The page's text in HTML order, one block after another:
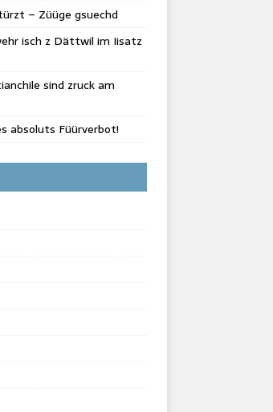
– Züüge gsuechd
isch z Dättwil im Iisatz
sind zruck am
absoluts Füürverbot!